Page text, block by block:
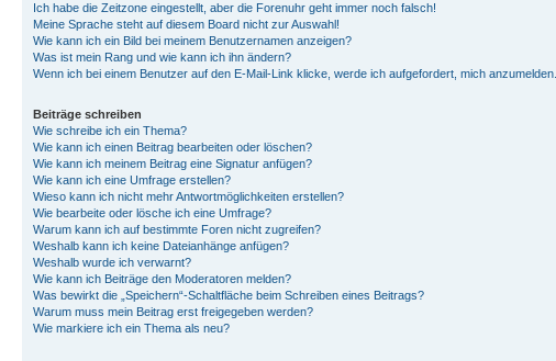
Ich habe die Zeitzone eingestellt, aber die Forenuhr geht immer noch falsch!
Meine Sprache steht auf diesem Board nicht zur Auswahl!
Wie kann ich ein Bild bei meinem Benutzernamen anzeigen?
Was ist mein Rang und wie kann ich ihn ändern?
Wenn ich bei einem Benutzer auf den E-Mail-Link klicke, werde ich aufgefordert, mich anzumelden.
Beiträge schreiben
Wie schreibe ich ein Thema?
Wie kann ich einen Beitrag bearbeiten oder löschen?
Wie kann ich meinem Beitrag eine Signatur anfügen?
Wie kann ich eine Umfrage erstellen?
Wieso kann ich nicht mehr Antwortmöglichkeiten erstellen?
Wie bearbeite oder lösche ich eine Umfrage?
Warum kann ich auf bestimmte Foren nicht zugreifen?
Weshalb kann ich keine Dateianhänge anfügen?
Weshalb wurde ich verwarnt?
Wie kann ich Beiträge den Moderatoren melden?
Was bewirkt die „Speichern“-Schaltfläche beim Schreiben eines Beitrags?
Warum muss mein Beitrag erst freigegeben werden?
Wie markiere ich ein Thema als neu?